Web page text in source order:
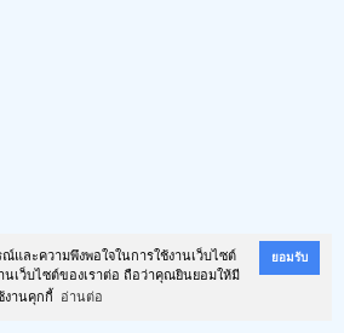
และความพึงพอใจในการใช้งานเว็บไซต์
เว็บไซต์ของเราต่อ ถือว่าคุณยินยอมให้มี
งานคุกกี้
อ่านต่อ
ยอมรับ